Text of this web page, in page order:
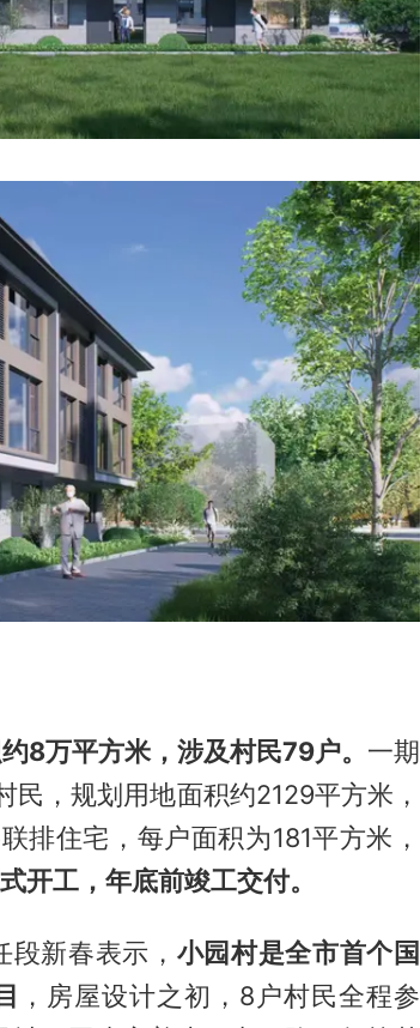
8万平方米，涉及村民79户。 一期
，规划用地面积约2129平方米，
排住宅，每户面积为181平方米，
开工，年底前竣工交付。
新春表示， 小园村是全市首个国
，房屋设计之初，8户村民全程参